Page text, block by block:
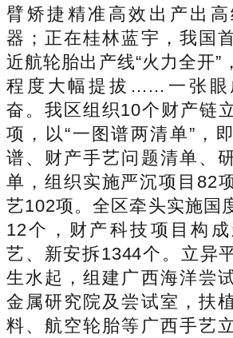
臂矫捷精准高效出产出高
器；正在桂林蓝宇，我国
近航轮胎出产线“火力全开”
程度大幅提拔……一张眼
奋。我区组织10个财产链
项，以“一图谱两清单”，
谱、财产手艺问题清单、
单，组织实施严沉项目82
艺102项。全区牵头实施国
12个，财产科技项目构
艺、新安拆1344个。立异
生水起，组建广西海洋尝
金属研究院及尝试室，扶
料、航空轮胎等广西手艺